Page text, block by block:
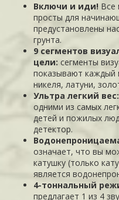
Включи и иди! Все
просты для
предустановлены
грунта.
9 сегментов
цели:сегменты
показывают каждый
никеля, латуни,
Ультра легкий вес:
одними из самых
детей и пожилых
детектор.
означает, что вы
катушку (только
является
4-тоннальный
предлагает 1 из 4